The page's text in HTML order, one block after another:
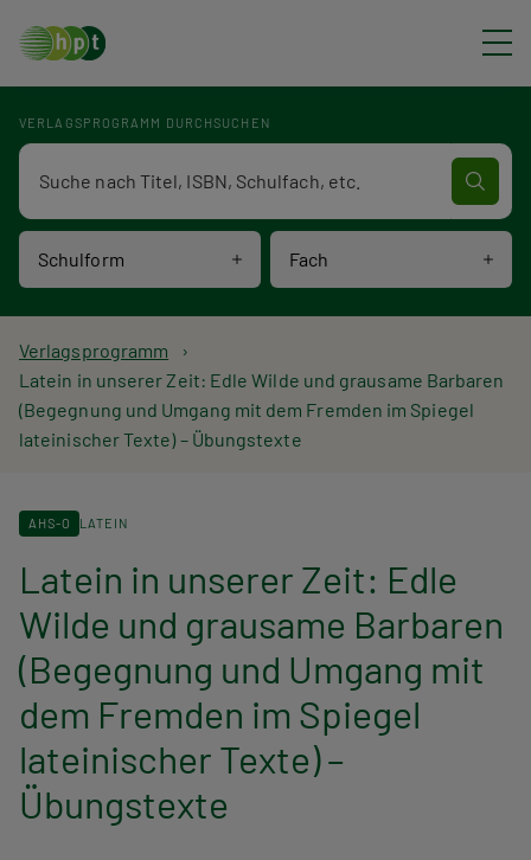
VERLAGSPROGRAMM DURCHSUCHEN
Schulform Fach
Verlagsprogramm Volltextsuche
P
f
a
d
n
a
v
i
g
a
t
Verlagsprogramm
Latein in unserer Zeit: Edle Wilde und grausame Barbaren
(Begegnung und Umgang mit dem Fremden im Spiegel
lateinischer Texte) – Übungstexte
AHS-O LATEIN
Latein in unserer Zeit: Edle
Wilde und grausame Barbaren
(Begegnung und Umgang mit
dem Fremden im Spiegel
lateinischer Texte) –
Übungstexte